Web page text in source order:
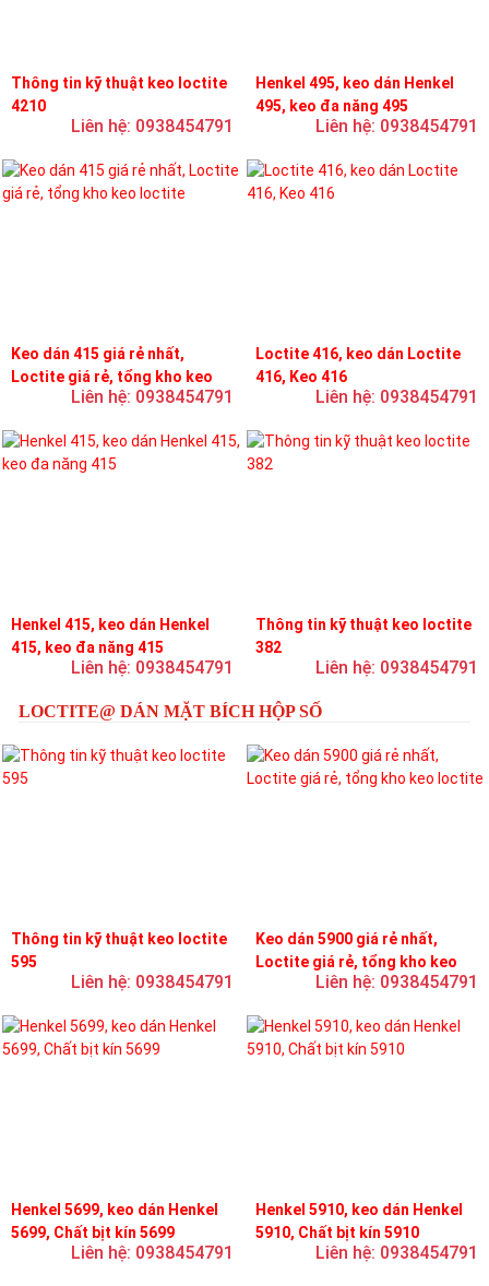
Thông tin kỹ thuật keo loctite
4210
Liên hệ: 0938454791
Henkel 495, keo dán Henkel
495, keo đa năng 495
Liên hệ: 0938454791
Keo dán 415 giá rẻ nhất,
Loctite giá rẻ, tổng kho keo
Liên hệ: 0938454791
Loctite 416, keo dán Loctite
416, Keo 416
Liên hệ: 0938454791
Henkel 415, keo dán Henkel
415, keo đa năng 415
Liên hệ: 0938454791
Thông tin kỹ thuật keo loctite
382
Liên hệ: 0938454791
LOCTITE@ DÁN MẶT BÍCH HỘP SỐ
Thông tin kỹ thuật keo loctite
595
Liên hệ: 0938454791
Keo dán 5900 giá rẻ nhất,
Loctite giá rẻ, tổng kho keo
Liên hệ: 0938454791
Henkel 5699, keo dán Henkel
5699, Chất bịt kín 5699
Liên hệ: 0938454791
Henkel 5910, keo dán Henkel
5910, Chất bịt kín 5910
Liên hệ: 0938454791